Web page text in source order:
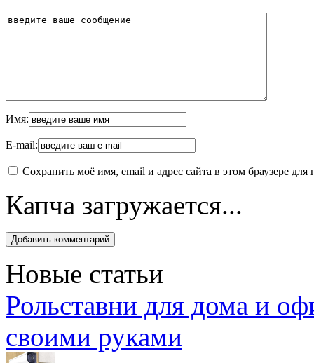
Имя:
E-mail:
Сохранить моё имя, email и адрес сайта в этом браузере
Капча загружается...
Новые статьи
Рольставни для дома и
своими руками